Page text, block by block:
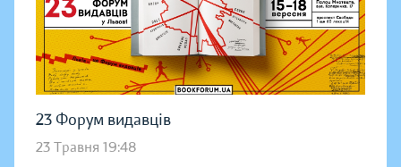
23 Форум видавців
23 Травня 19:48